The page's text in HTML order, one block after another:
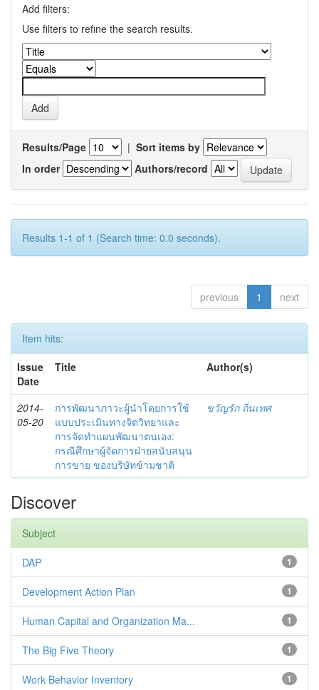
Add filters:
Use filters to refine the search results.
Results/Page | Sort items by
In order
Authors/record
Results 1-1 of 1 (Search time: 0.0 seconds).
previous 1 next
Item hits:
Issue
Date
Title Author(s)
2014-
05-20
การพัฒนาภาวะผู้นำโดยการใช้
แบบประเมินทางจิตวิทยาและ
การจัดทำแผนพัฒนาตนเอง:
กรณีศึกษาผู้จัดการฝ่ายสนับสนุน
การขาย ของบริษัทข้ามชาติ
ขวัญรัก ถิ่นเทศ
Discover
Subject
1
DAP
1
Development Action Plan
1
Human Capital and Organization Ma...
1
The Big Five Theory
1
Work Behavior Inventory